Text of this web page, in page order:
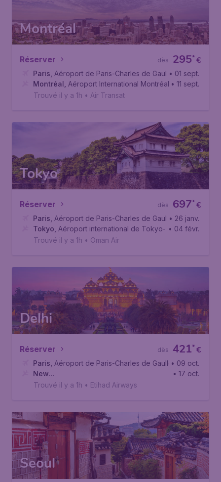
Montréal
Réserver €
295*
dès
Paris Aéroport de Paris-Charles de Gaulle• 01 sept.
Montréal Aéroport International Montréal-Trudeau
• 11 sept.
Trouvé il y a 1h • Air Transat
Tokyo
Réserver €
697*
dès
Paris Aéroport de Paris-Charles de Gaulle• 26 janv.
Tokyo Aéroport international de Tokyo-Haneda
• 04 févr.
Trouvé il y a 1h • Oman Air
Delhi
Réserver €
421*
dès
Paris Aéroport de Paris-Charles de Gaulle• 09 oct.
New
Delhi, Aéroport international Indira Gandhi
• 17 oct.
Trouvé il y a 1h • Etihad Airways
Seoul